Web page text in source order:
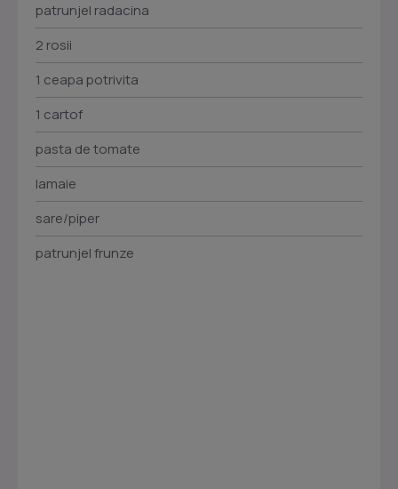
patrunjel radacina
2 rosii
1 ceapa potrivita
1 cartof
pasta de tomate
lamaie
sare/piper
patrunjel frunze